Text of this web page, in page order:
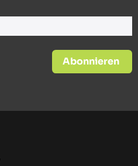
Abonnieren